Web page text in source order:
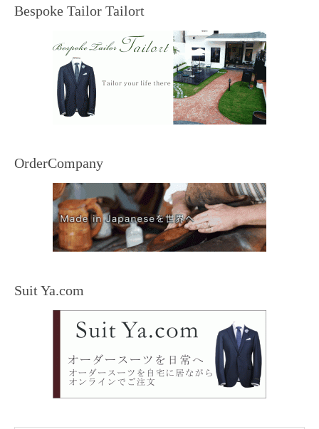
Bespoke Tailor Tailort
OrderCompany
Suit Ya.com